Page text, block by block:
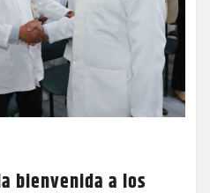
bienvenida a los